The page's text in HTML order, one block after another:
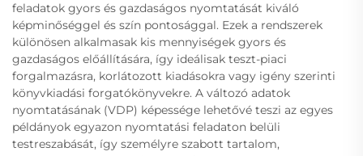
feladatok gyors és gazdaságos nyomtatását kiváló
képminőséggel és szín pontosággal. Ezek a rendszerek
különösen alkalmasak kis mennyiségek gyors és
gazdaságos előállítására, így ideálisak teszt-piaci
forgalmazásra, korlátozott kiadásokra vagy igény szerinti
könyvkiadási forgatókönyvekre. A változó adatok
nyomtatásának (VDP) képessége lehetővé teszi az egyes
példányok egyazon nyomtatási feladaton belüli
testreszabását, így személyre szabott tartalom,